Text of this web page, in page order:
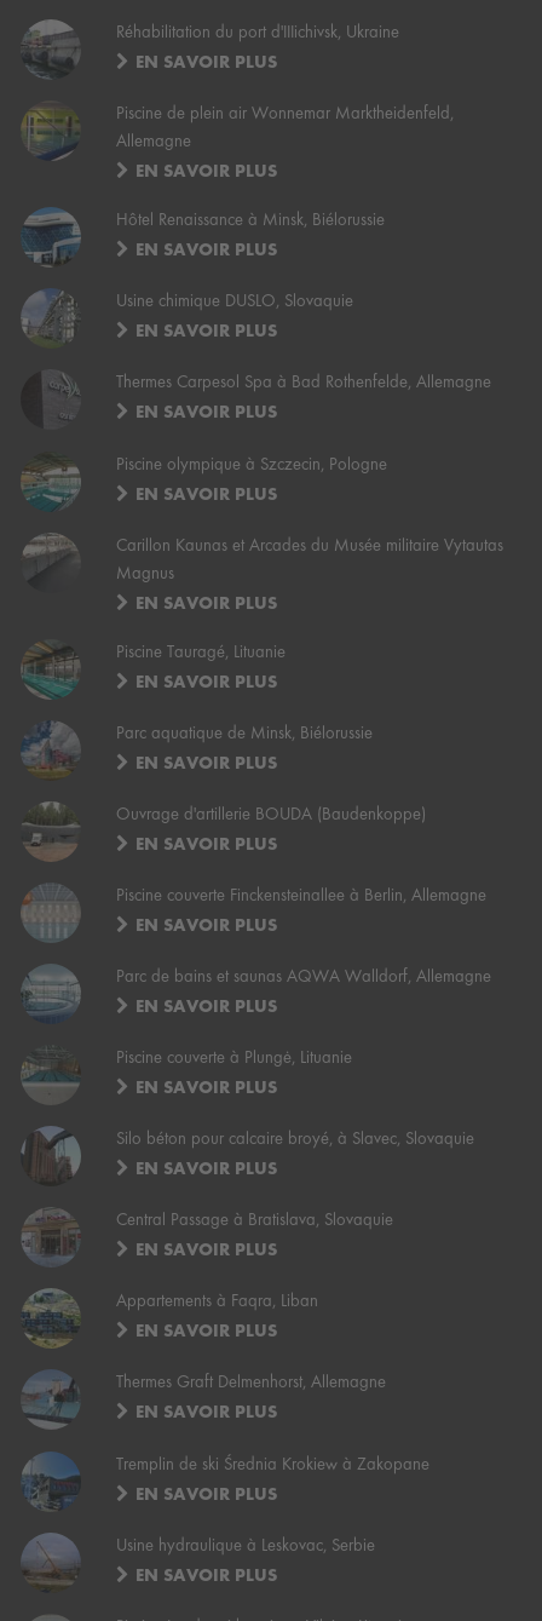
Réhabilitation du port d'IIIichivsk, Ukraine
EN SAVOIR PLUS
Piscine de plein air Wonnemar Marktheidenfeld,
Allemagne
EN SAVOIR PLUS
Hôtel Renaissance à Minsk, Biélorussie
EN SAVOIR PLUS
Usine chimique DUSLO, Slovaquie
EN SAVOIR PLUS
Thermes Carpesol Spa à Bad Rothenfelde, Allemagne
EN SAVOIR PLUS
Piscine olympique à Szczecin, Pologne
EN SAVOIR PLUS
Carillon Kaunas et Arcades du Musée militaire Vytautas
Magnus
EN SAVOIR PLUS
Piscine Tauragé, Lituanie
EN SAVOIR PLUS
Parc aquatique de Minsk, Biélorussie
EN SAVOIR PLUS
Ouvrage d'artillerie BOUDA (Baudenkoppe)
EN SAVOIR PLUS
Piscine couverte Finckensteinallee à Berlin, Allemagne
EN SAVOIR PLUS
Parc de bains et saunas AQWA Walldorf, Allemagne
EN SAVOIR PLUS
Piscine couverte à Plungė, Lituanie
EN SAVOIR PLUS
Silo béton pour calcaire broyé, à Slavec, Slovaquie
EN SAVOIR PLUS
Central Passage à Bratislava, Slovaquie
EN SAVOIR PLUS
Appartements à Faqra, Liban
EN SAVOIR PLUS
Thermes Graft Delmenhorst, Allemagne
EN SAVOIR PLUS
Tremplin de ski Średnia Krokiew à Zakopane
EN SAVOIR PLUS
Usine hydraulique à Leskovac, Serbie
EN SAVOIR PLUS